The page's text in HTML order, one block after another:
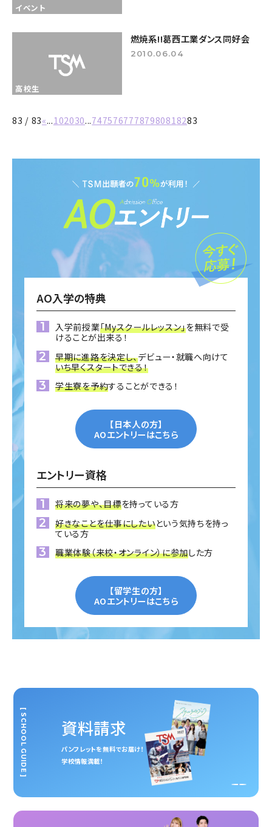
イベント
高校生
燃焼系!!葛西工業ダンス同好会
2010.06.04
83 / 83«...102030...74757677787980818283
AO入学の特典
入学前授業「Myスクールレッスン」を無料で受
けることが出来る！
早期に進路を決定し、デビュー・就職へ向けて
いち早くスタートできる！
学生寮を予約することができる！
【日本人の方】
AOエントリーはこちら
エントリー資格
将来の夢や、目標を持っている方
好きなことを仕事にしたいという気持ちを持っ
ている方
職業体験（来校・オンライン）に参加した方
【留学生の方】
AOエントリーはこちら
資料請求
パンフレットを無料でお届け！
学校情報満載！
[ SCHOOL GUIDE ]